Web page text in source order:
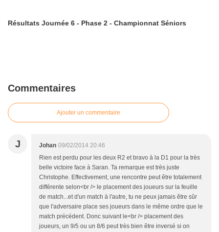
Résultats Journée 6 - Phase 2 - Championnat Séniors
Commentaires
Ajouter un commentaire
J Johan 09/02/2014 20:46
Rien est perdu pour les deux R2 et bravo à la D1 pour la très
belle victoire face à Saran. Ta remarque est très juste
Christophe. Effectivement, une rencontre peut être totalement
différente selon<br /> le placement des joueurs sur la feuille
de match...et d'un match à l'autre, tu ne peux jamais être sûr
que l'adversaire place ses joueurs dans le même ordre que le
match précédent. Donc suivant le<br /> placement des
joueurs, un 9/5 ou un 8/6 peut très bien être inversé si on